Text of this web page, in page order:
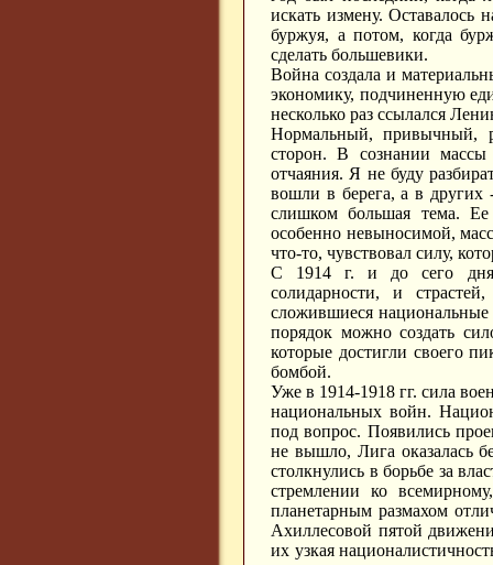
искать измену. Оставалось
буржуя, а потом, когда
сделать большевики.
Война создала и
экономику, подчиненную
несколько раз ссылался
Нормальный, привычный,
сторон. В сознании
отчаяния. Я не буду
вошли в берега, а в других
слишком большая тема. Ее
особенно невыносимой,
что-то, чувствовал силу,
С 1914 г. и до сего дня
солидарности, и
сложившиеся
порядок можно создать
которые достигли своего
бомбой.
Уже в 1914-1918 гг. сила
национальных войн.
под вопрос. Появились
не вышло, Лига оказалась
столкнулись в борьбе за
стремлении ко
планетарным размахом
Ахиллесовой пятой
их узкая